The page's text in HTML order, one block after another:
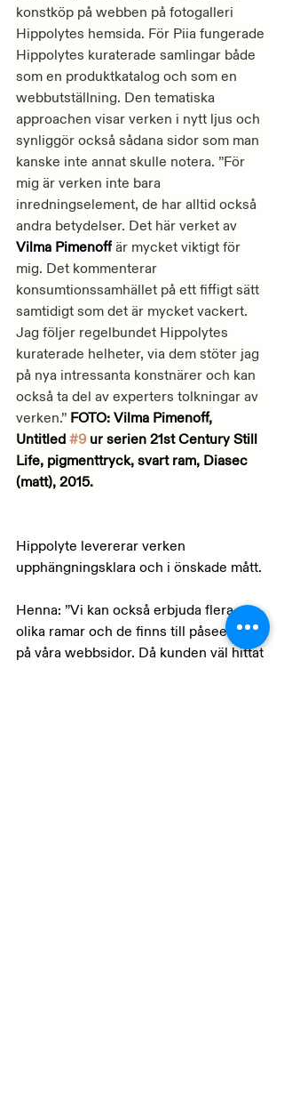
konstköp på webben på fotogalleri
Hippolytes hemsida. För Piia fungerade
Hippolytes kuraterade samlingar både
som en produktkatalog och som en
webbutställning. Den tematiska
approachen visar verken i nytt ljus och
synliggör också sådana sidor som man
kanske inte annat skulle notera. ”För
mig är verken inte bara
inredningselement, de har alltid också
andra betydelser. Det här verket av
Vilma Pimenoff är mycket viktigt för
mig. Det kommenterar
konsumtionssamhället på ett fiffigt sätt
samtidigt som det är mycket vackert.
Jag följer regelbundet Hippolytes
kuraterade helheter, via dem stöter jag
på nya intressanta konstnärer och kan
också ta del av experters tolkningar av
verken.” FOTO: Vilma Pimenoff,
Untitled #9 ur serien 21st Century Still
Life, pigmenttryck, svart ram, Diasec
(matt), 2015.
Hippolyte levererar verken
upphängningsklara och i önskade mått.
Henna: ”Vi kan också erbjuda flera
olika ramar och de finns till påseende
på våra webbsidor. Då kunden väl hittat